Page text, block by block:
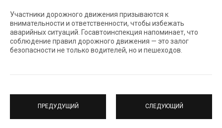
Участники дорожного движения призываются к
внимательности и ответственности, чтобы избежать
аварийных ситуаций. Госавтоинспекция напоминает, что
соблюдение правил дорожного движения — это залог
безопасности не только водителей, но и пешеходов.
ПРЕДУДУЩИЙ СЛЕДУЮЩИЙ